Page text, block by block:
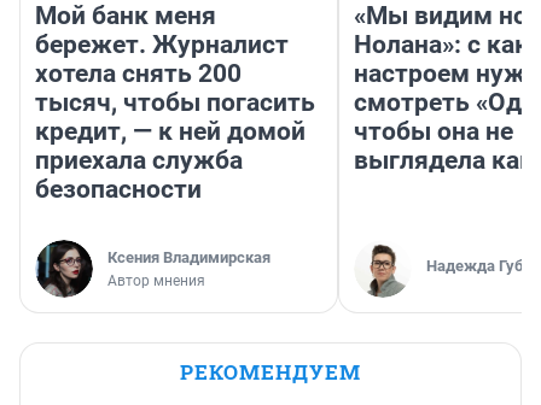
Мой банк меня
бережет. Журналист
хотела снять 200
тысяч, чтобы погасить
кредит, — к ней домой
приехала служба
безопасности
Ксения Владимирская
Автор мнения
«Мы видим
Нолана»: с
настроем
смотреть
чтобы она не
выглядела как
Надежда
РЕКОМЕНДУЕМ